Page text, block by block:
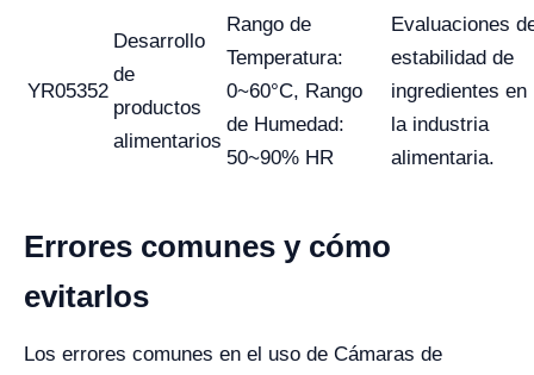
YR05352
Desarrollo
de
productos
alimentarios
Rango de
Temperatura:
0~60°C, Rango
de Humedad:
50~90% HR
Evaluaciones
estabilidad de
ingredientes en
la industria
alimentaria.
Errores comunes y cómo
evitarlos
Los errores comunes en el uso de Cámaras de